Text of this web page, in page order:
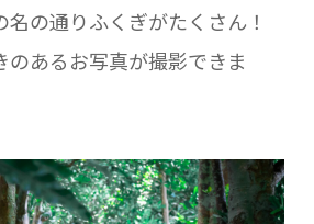
の通りふくぎがたくさん！
のあるお写真が撮影できま